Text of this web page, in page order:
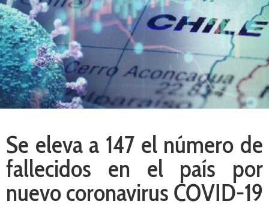
Se eleva a 147 el número de
fallecidos en el país por
nuevo coronavirus COVID-19